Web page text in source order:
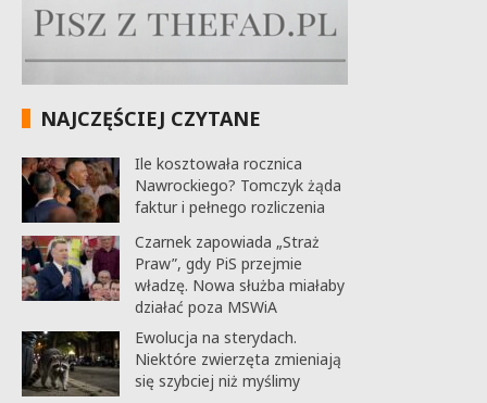
NAJCZĘŚCIEJ CZYTANE
Ile kosztowała rocznica
Nawrockiego? Tomczyk żąda
faktur i pełnego rozliczenia
Czarnek zapowiada „Straż
Praw”, gdy PiS przejmie
władzę. Nowa służba miałaby
działać poza MSWiA
Ewolucja na sterydach.
Niektóre zwierzęta zmieniają
się szybciej niż myślimy